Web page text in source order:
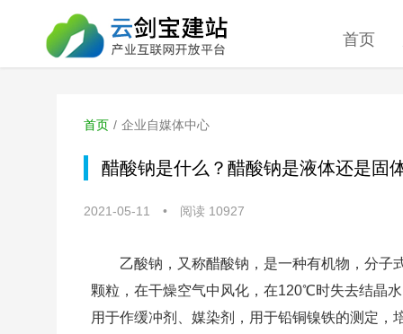
首页
首页 / 企业自媒体中心
醋酸钠是什么？醋酸钠是液体还是固
2021-05-11 • 阅读 10927
乙酸钠，又称醋酸钠 ，是一种有机物，分
颗粒，在干燥空气中风化，在120℃时失去结晶
用于作缓冲剂、媒染剂，用于铅铜镍铁的测定，